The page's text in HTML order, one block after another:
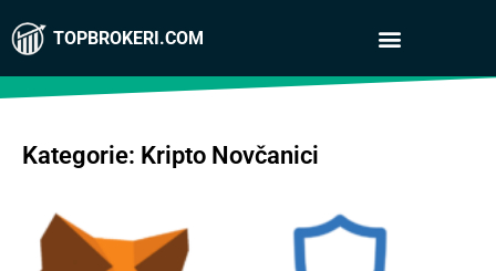
TOPBROKERI.COM
Kategorie: Kripto Novčanici